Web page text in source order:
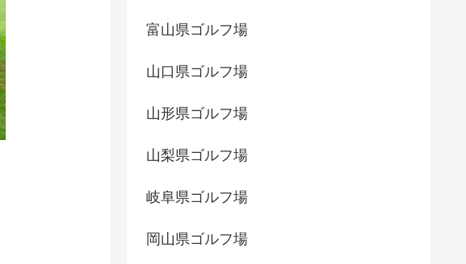
富山県ゴルフ場
山口県ゴルフ場
山形県ゴルフ場
山梨県ゴルフ場
岐阜県ゴルフ場
岡山県ゴルフ場